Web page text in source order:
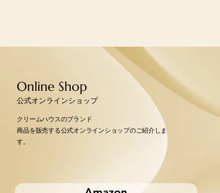
Online Shop
​公式オンラインショップ
クリームハウスのブランド
商品を販売する公式オンラインショップのご紹介しま
す。